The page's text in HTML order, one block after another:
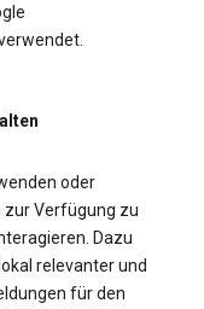
oder
zur Verfügung zu
Dazu
relevanter und
für den